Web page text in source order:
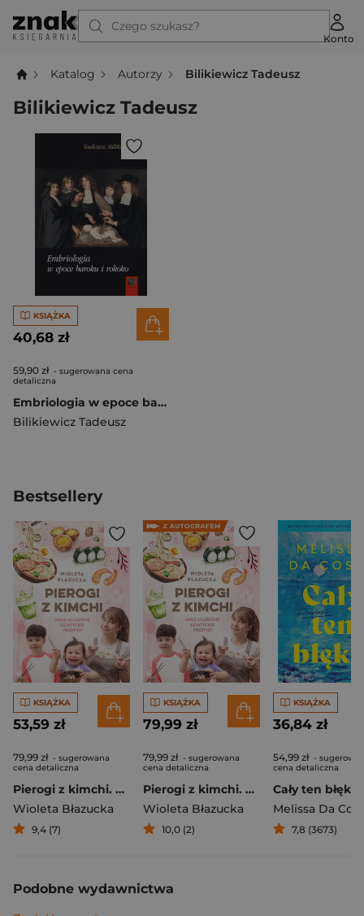
Czego szukasz?
Konto
Katalog Autorzy Bilikiewicz Tadeusz
Bilikiewicz Tadeusz
KSIĄŻKA
40,68 zł
59,90 zł - sugerowana cena
detaliczna
Embriologia w epoce baroku i rokoko
Bilikiewicz Tadeusz
Bestsellery
KSIĄŻKA
53,59 zł
79,99 zł - sugerowana
cena detaliczna
Pierogi z kimchi. Moje ulubione azjatyckie przepisy
Wioleta Błazucka
9,4 (7)
KSIĄŻKA
79,99 zł
79,99 zł - sugerowana
cena detaliczna
Pierogi z kimchi. Moje ulubione azjatyckie przepisy - książka z autografem
Wioleta Błazucka
10,0 (2)
KSIĄŻKA
36,84 zł
54,99 zł -
cena detaliczna
Cały ten błękit
Melissa Da
7,8 (3673)
Podobne wydawnictwa